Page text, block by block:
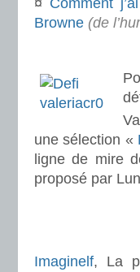
¤ Comment
Browne (de
une sélection «
ligne de mire
proposé par
Imaginelf, La